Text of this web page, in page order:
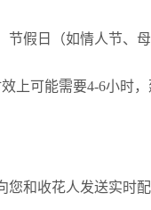
假日（如情人节、
上可能需要4-6小时
和收花人发送实时配